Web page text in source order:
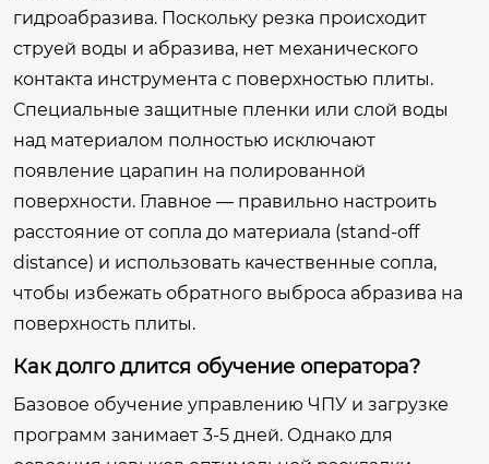
гидроабразива. Поскольку резка происходит
струей воды и абразива, нет механического
контакта инструмента с поверхностью плиты.
Специальные защитные пленки или слой воды
над материалом полностью исключают
появление царапин на полированной
поверхности. Главное — правильно настроить
расстояние от сопла до материала (stand-off
distance) и использовать качественные сопла,
чтобы избежать обратного выброса абразива на
поверхность плиты.
Как долго длится обучение оператора?
Базовое обучение управлению ЧПУ и загрузке
программ занимает 3-5 дней. Однако для